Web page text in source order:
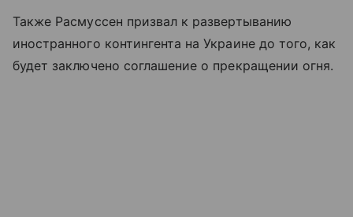
Также Расмуссен призвал к развертыванию
иностранного контингента на Украине до того, как
будет заключено соглашение о прекращении огня.